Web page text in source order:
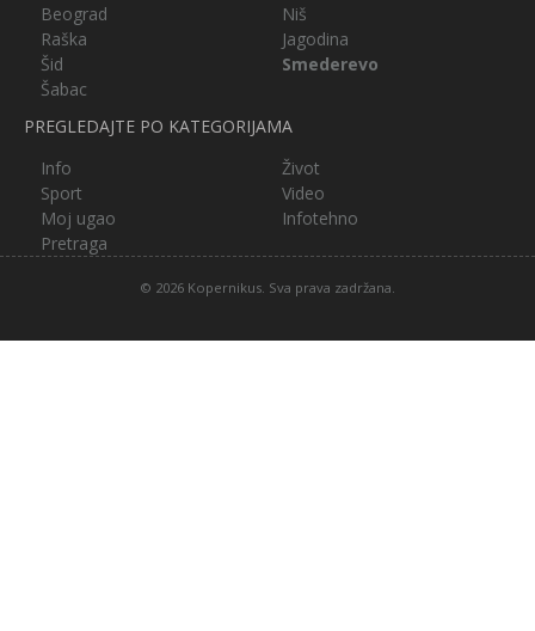
Beograd
Niš
Raška
Jagodina
Šid
Smederevo
Šabac
PREGLEDAJTE PO KATEGORIJAMA
Info
Život
Sport
Video
Moj ugao
Infotehno
Pretraga
© 2026 Kopernikus. Sva prava zadržana.